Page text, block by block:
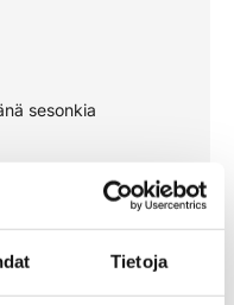
Tietoja
sesonkia